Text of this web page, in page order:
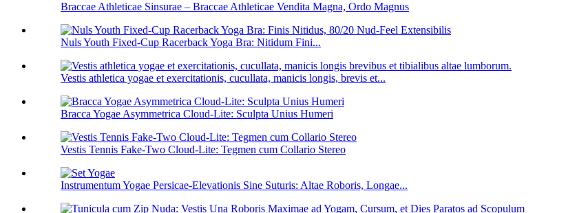
Braccae Athleticae Sinsurae – Braccae Athleticae Vendita Magna, Ordo Magnus
Nuls Youth Fixed-Cup Racerback Yoga Bra: Nitidum Fini...
Vestis athletica yogae et exercitationis, cucullata, manicis longis, brevis et...
Bracca Yogae Asymmetrica Cloud-Lite: Sculpta Unius Humeri
Vestis Tennis Fake-Two Cloud-Lite: Tegmen cum Collario Stereo
Instrumentum Yogae Persicae-Elevationis Sine Suturis: Altae Roboris, Longae...